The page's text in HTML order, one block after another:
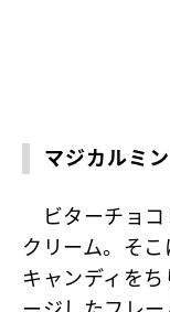
マジカルミ
ビターチョコ
クリーム。そ
キャンディを